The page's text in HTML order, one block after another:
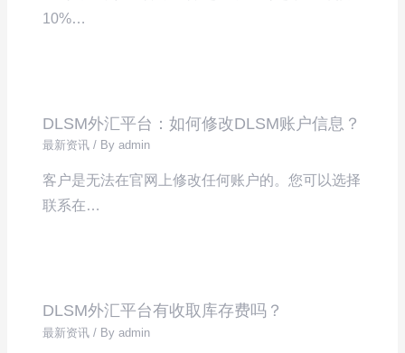
10%…
DLSM外汇平台：如何修改DLSM账户信息？
最新资讯 / Byadmin
客户是无法在官网上修改任何账户的。您可以选择
联系在…
DLSM外汇平台有收取库存费吗？
最新资讯 / Byadmin